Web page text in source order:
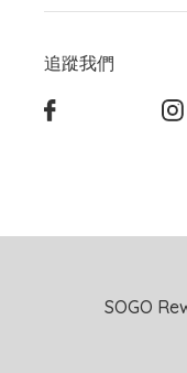
追蹤我們
SOGO